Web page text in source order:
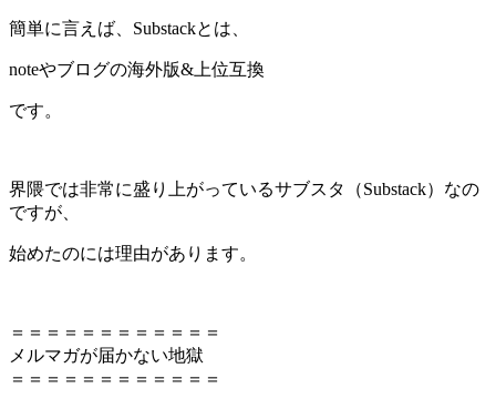
簡単に言えば、Substackとは、
noteやブログの海外版&上位互換
です。
界隈では非常に盛り上がっているサブスタ（Substack）なの
ですが、
始めたのには理由があります。
＝＝＝＝＝＝＝＝＝＝＝＝
メルマガが届かない地獄
＝＝＝＝＝＝＝＝＝＝＝＝